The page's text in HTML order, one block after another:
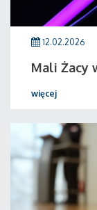
12.02.2026
Mali Żacy
więcej